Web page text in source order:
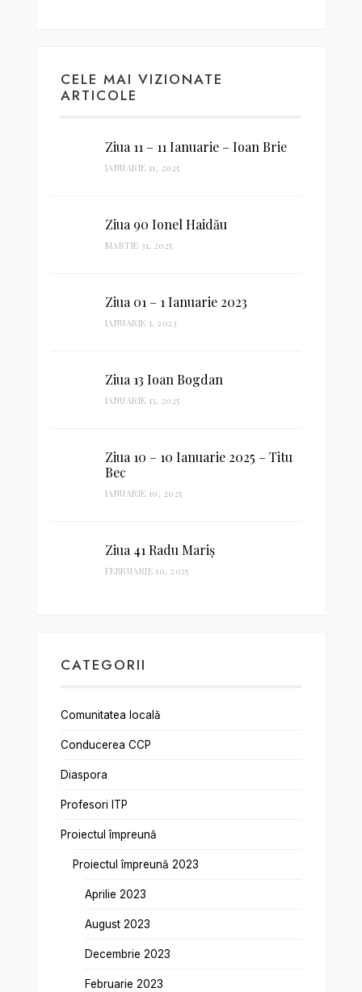
CELE MAI VIZIONATE
ARTICOLE
Ziua 11 – 11 Ianuarie – Ioan Brie
IANUARIE 11, 2025
Ziua 90 Ionel Haidău
MARTIE 31, 2025
Ziua 01 – 1 Ianuarie 2023
IANUARIE 1, 2023
Ziua 13 Ioan Bogdan
IANUARIE 13, 2025
Ziua 10 – 10 Ianuarie 2025 – Titu
Bec
IANUARIE 10, 2025
Ziua 41 Radu Mariș
FEBRUARIE 10, 2025
CATEGORII
Comunitatea locală
Conducerea CCP
Diaspora
Profesori ITP
Proiectul împreună
Proiectul împreună 2023
Aprilie 2023
August 2023
Decembrie 2023
Februarie 2023